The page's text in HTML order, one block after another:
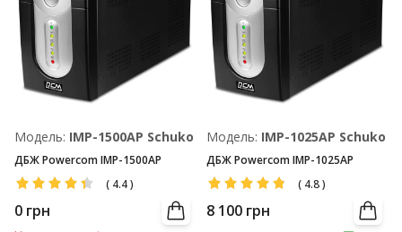
Модель: IMP-1500AP Schuko
ДБЖ Powercom IMP-1500AP
( 4.4)
0 грн
Модель: IMP-1025AP Schuko
ДБЖ Powercom IMP-1025AP
( 4.8)
8 100 грн